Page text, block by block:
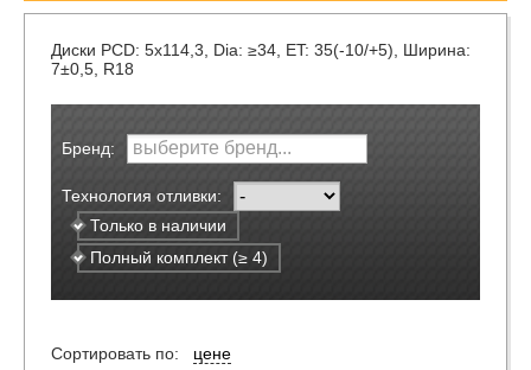
Диски PCD: 5x114,3, Dia: ≥34, ET: 35(-10/+5), Ширина:
7±0,5, R18
Бренд:
Технология отливки:
Только в наличии
Полный комплект (≥ 4)
Сортировать по: цене